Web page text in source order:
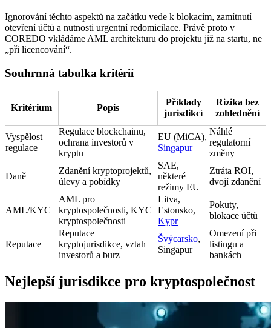
Ignorování těchto aspektů na začátku vede k blokacím, zamítnutí
otevření účtů a nutnosti urgentní redomicilace. Právě proto v
COREDO vkládáme AML architekturu do projektu již na startu, ne
„při licencování“.
Souhrnná tabulka kritérií
Kritérium Popis
Příklady
jurisdikcí
Rizika bez
zohlednění
Vyspělost
regulace
Regulace blockchainu,
ochrana investorů v
kryptu
EU (MiCA),
Singapur
Náhlé
regulatorní
změny
Daně
Zdanění kryptoprojektů,
úlevy a pobídky
SAE,
některé
režimy EU
Ztráta ROI,
dvojí zdanění
AML/KYC
AML pro
kryptospolečnosti, KYC
kryptospolečnosti
Litva,
Estonsko,
Kypr
Pokuty,
blokace účtů
Reputace
Reputace
kryptojurisdikce, vztah
investorů a burz
Švýcarsko,
Singapur
Omezení při
listingu a
bankách
Nejlepší jurisdikce pro kryptospolečnost